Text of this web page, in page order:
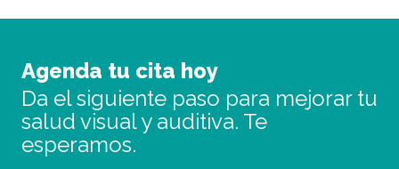
Agenda tu cita hoy
Da el siguiente paso para mejorar tu
salud visual y auditiva. Te
esperamos.